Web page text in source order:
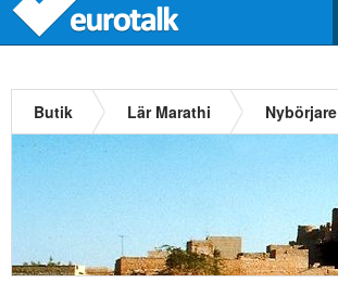
Butik Lär Marathi Nybörjare